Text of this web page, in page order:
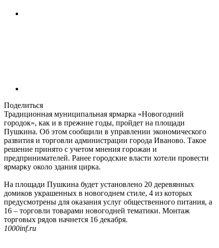
Поделиться
Традиционная муниципальная ярмарка «Новогодний
городок», как и в прежние годы, пройдет на площади
Пушкина. Об этом сообщили в управлении экономического
развития и торговли администрации города Иваново. Такое
решение принято с учетом мнения горожан и
предпринимателей. Ранее городские власти хотели провести
ярмарку около здания цирка.
На площади Пушкина будет установлено 20 деревянных
домиков украшенных в новогоднем стиле, 4 из которых
предусмотрены для оказания услуг общественного питания, а
16 – торговли товарами новогодней тематики. Монтаж
торговых рядов начнется 16 декабря.
1000inf.ru